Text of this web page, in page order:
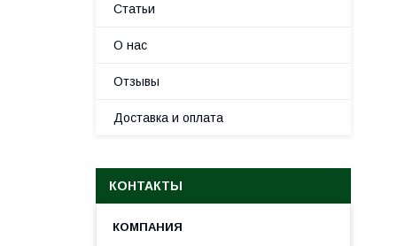
Статьи
О нас
Отзывы
Доставка и оплата
КОНТАКТЫ